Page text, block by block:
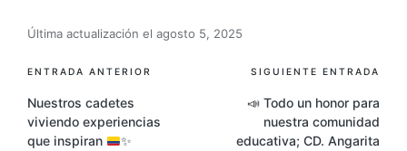
Última actualización el agosto 5, 2025
ENTRADA ANTERIOR
Nuestros cadetes
viviendo experiencias
que inspiran
✨
SIGUIENTE ENTRADA
📣 Todo un honor para
nuestra comunidad
educativa; CD. Angarita